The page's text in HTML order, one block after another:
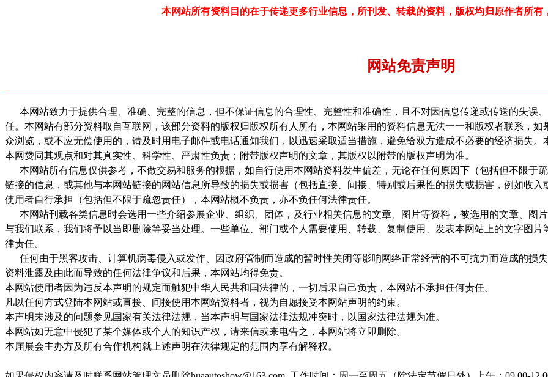
本网站所有资料目的在于传递更多行业信息，所刊发、转载的资料，版权均归原作者所有
网站免责声明
本网站致力于提供合理、准确、完整的信息，但不保证信息的合理性、完整性和准确性，且不对因信息传递或传送的失误
任。本网站有部分资料取自互联网，该部分资料的版权归版权所有人所有，本网站采用的资料信息无法一一和版权者联系，
众浏览，或不应无偿使用的，请及时用电子邮件或电话通知我们，以迅速采取适当措施，避免给双方造成不必要的经济损失
本网赞同其观点和对其真实性、科学性、严肃性负责；附带版权声明的文章，其版权以附带的版权声明为准。
本网站所有信息仅供参考，不做交易和服务的根据，如自行使用本网站资料发生偏差，无论在任何原因下（包括但不限于
链接的信息，或其他与本网站链接的网站信息所导致的损失或损害（包括直接、间接、特别或后果性的损失或损害，例如收
使用者自行承担（包括但不限于疏忽责任），本网站概不负责，亦不负任何法律责任。
本网站刊载各类信息时会选用一些介绍参展企业、组织、团体，及行业相关信息的文章、图片等资料，被选用的文章、图
与我们联系，我们将予以当即删除等妥当处理。一些单位、部门或个人需要使用、转载、复制使用、发表本网站上的文字图
律责任。
任何由于黑客攻击、计算机病毒侵入或发作、因政府管制而造成的暂时性关闭等影响网络正常经营的不可抗力而造成的损
资料泄露及由此而导致的任何法律争议和后果，本网站均得免责。
本网站使用者因为违反本声明的规定而触犯中华人民共和国法律的，一切后果自己负责，本网站不承担任何责任。
凡以任何方式登陆本网站或直接、间接使用本网站资料者，视为自愿接受本网站声明的约束。
本声明未涉及的问题参见国家有关法律法规，当本声明与国家法律法规冲突时，以国家法律法规为准。
本网站如无意中侵犯了某个媒体或个人的知识产权，请来信或来电告之，本网站将立即删除。
本届展会主办方及所有合作机构就上述声明在法律规定的范围内享有解释权。